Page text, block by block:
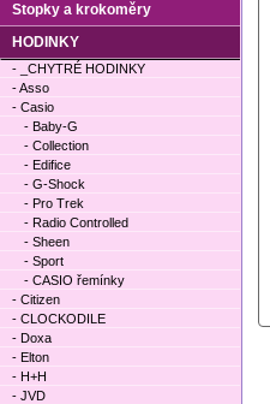
Stopky a krokoměry
HODINKY
- _CHYTRÉ HODINKY
- Asso
- Casio
- Baby-G
- Collection
- Edifice
- G-Shock
- Pro Trek
- Radio Controlled
- Sheen
- Sport
- CASIO řemínky
- Citizen
- CLOCKODILE
- Doxa
- Elton
- H+H
- JVD